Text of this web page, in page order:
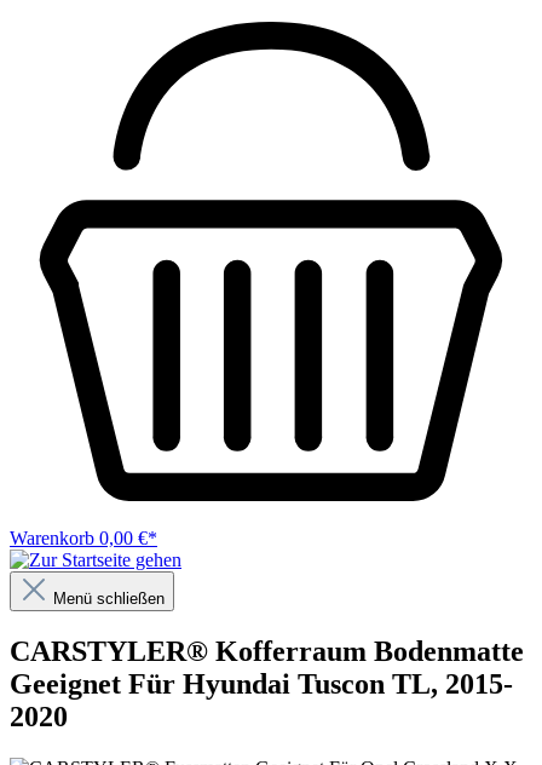
Warenkorb 0,00 €*
Menü schließen
CARSTYLER® Kofferraum Bodenmatte
Geeignet Für Hyundai Tuscon TL, 2015-
2020